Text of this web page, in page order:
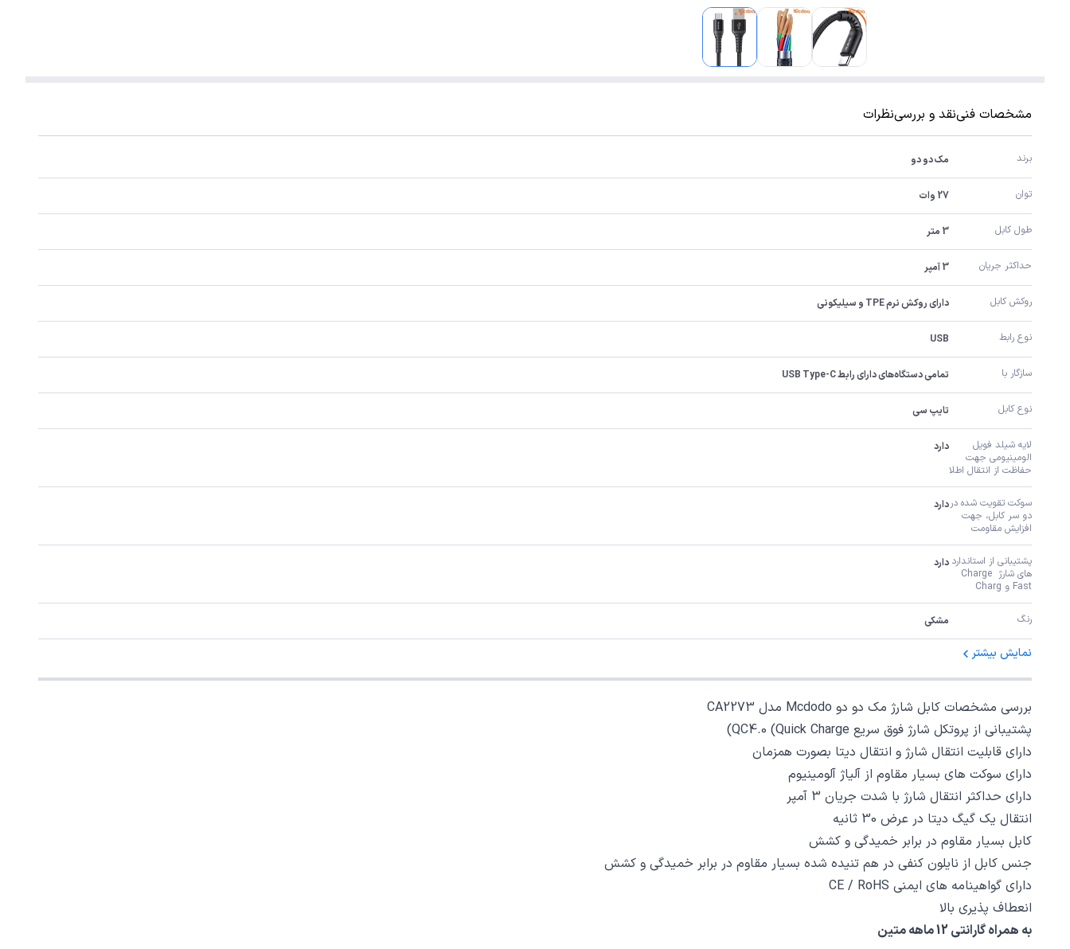
مشخصات فنینقد و بررسینظرات
برند مک دو دو
توان 27 وات
طول کابل 3 متر
حداکثر جریان 3 آمپر
روکش کابل دارای روکش نرم TPE و سیلیکونی
نوع رابط USB
سازگار با تمامی دستگاه‌های دارای رابط USB Type-C
نوع کابل تایپ سی
حفاظت از انتقال اطلا
دارد
سوکت تقویت شده در
افزایش مقاومت
دارد
پشتیبانی از استاندارد
های شارژ Charge
Fast و Charg
دارد
رنگ مشکی
نمایش بیشتر
بررسی مشخصات کابل شارژ مک دو دو Mcdodo مدل CA2273
پشتیبانی از پروتکل شارژ فوق سریع QC4.0 (Quick Charge)
دارای قابلیت انتقال شارژ و انتقال دیتا بصورت همزمان
دارای سوکت های بسیار مقاوم از آلیاژ آلومینیوم
دارای حداکثر انتقال شارژ با شدت جریان 3 آمپر
انتقال یک گیگ دیتا در عرض 30 ثانیه
کابل بسیار مقاوم در برابر خمیدگی و کشش
جنس کابل از نایلون کنفی در هم تنیده شده بسیار مقاوم در برابر خمیدگی و کشش
دارای گواهینامه های ایمنی CE / RoHS
انعطاف پذیری بالا
به همراه گارانتی 12 ماهه متین